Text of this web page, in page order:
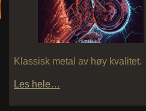
Klassisk metal av høy kvalitet.
Les hele…